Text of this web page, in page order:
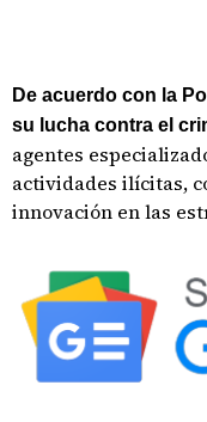
De acuerdo con la
su lucha contra el
agentes
actividades ilícitas,
innovación en las